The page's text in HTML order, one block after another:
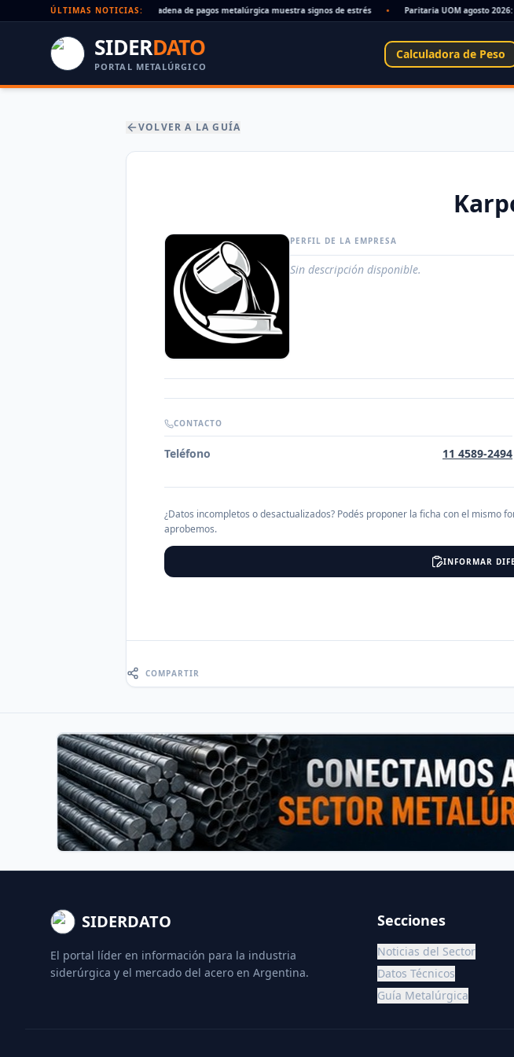
ÚLTIMAS NOTICIAS:
Cheques rechazados en alza: la cadena de pagos metalúrgica muestra signos de estrés Paritaria UOM agosto 2026:
SIDERDATO
PORTAL METALÚRGICO
Calculadora de Peso
VOLVER A LA GUÍA
PERFIL DE LA EMPRESA
Sin descripción disponible.
CONTACTO
Teléfono 11 4589-2494
¿Datos incompletos o desactualizados? Podés proponer la ficha con el mismo
aprobemos.
INFORMAR
COMPARTIR
SIDERDATO
El portal líder en información para la industria
siderúrgica y el mercado del acero en Argentina.
Secciones
Noticias del Sector
Datos Técnicos
Guía Metalúrgica